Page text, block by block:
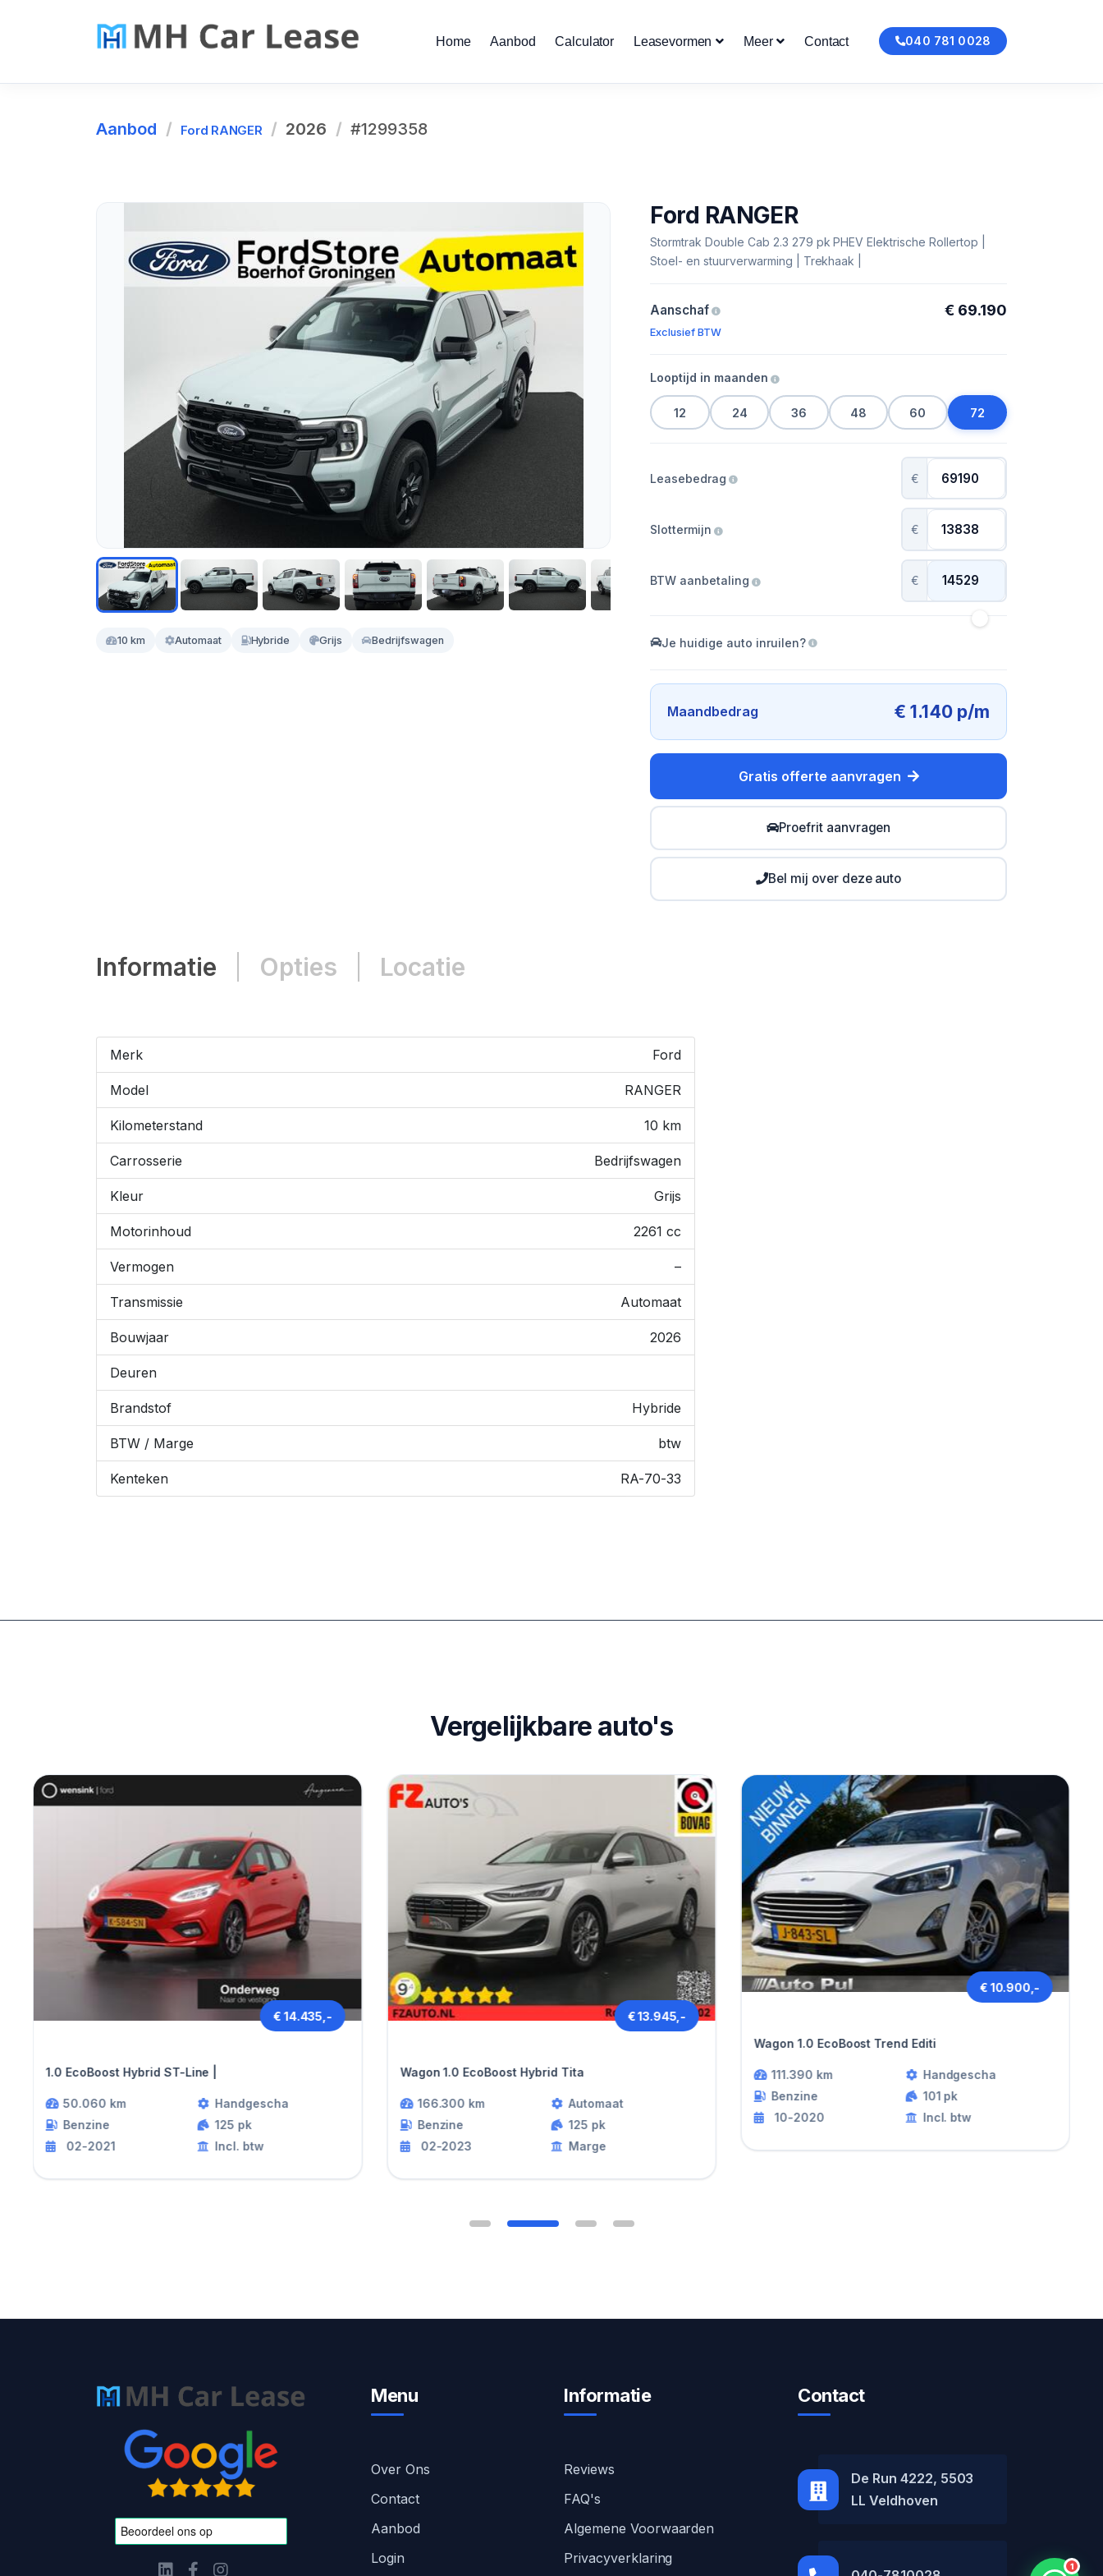
040 781 0028
Home Aanbod Calculator Leasevormen Meer Contact
Aanbod Ford RANGER 2026 #1299358
10 km Automaat Hybride Grijs Bedrijfswagen
Ford RANGER
Stormtrak Double Cab 2.3 279 pk PHEV Elektrische Rollertop |
Stoel- en stuurverwarming | Trekhaak |
Aanschaf € 69.190
Exclusief BTW
Looptijd in maanden
12 24 36 48 60 72
Leasebedrag €
Slottermijn €
BTW aanbetaling €
Je huidige auto inruilen?
Maandbedrag € 1.140 p/m
Gratis offerte aanvragen
Proefrit aanvragen
Bel mij over deze auto
Informatie Opties Locatie
Merk Ford
Model RANGER
Kilometerstand 10 km
Carrosserie Bedrijfswagen
Kleur Grijs
Motorinhoud 2261 cc
Vermogen –
Transmissie Automaat
Bouwjaar 2026
Deuren
Brandstof Hybride
BTW / Marge btw
Kenteken RA-70-33
Vergelijkbare auto's
1.0 EcoBoost Hybrid ST-Line |
€ 14.435,-
50.060 km
Benzine
02-2021
Handgescha
125 pk
Incl. btw
Wagon 1.0 EcoBoost Hybrid Tita
€ 13.945,-
166.300 km
Benzine
02-2023
Automaat
125 pk
Marge
Wagon 1.0 EcoBoost Trend Editi
€ 10.900,-
111.390 km
Benzine
10-2020
Handgescha
101 pk
Incl. btw
Menu
Over Ons
Contact
Aanbod
Login
Informatie
Reviews
FAQ's
Algemene Voorwaarden
Privacyverklaring
Contact
De Run 4222, 5503
LL Veldhoven
1